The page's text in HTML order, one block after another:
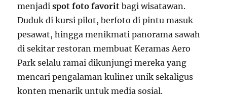
menjadispot foto favorit bagi wisatawan.
Duduk di kursi pilot, berfoto di pintu masuk
pesawat, hingga menikmati panorama sawah
di sekitar restoran membuat Keramas Aero
Park selalu ramai dikunjungi mereka yang
mencari pengalaman kuliner unik sekaligus
konten menarik untuk media sosial.